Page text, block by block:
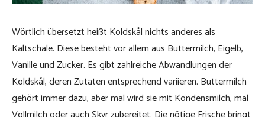
Wörtlich übersetzt heißt Koldskål nichts anderes als
Kaltschale. Diese besteht vor allem aus Buttermilch, Eigelb,
Vanille und Zucker. Es gibt zahlreiche Abwandlungen der
Koldskål, deren Zutaten entsprechend variieren. Buttermilch
gehört immer dazu, aber mal wird sie mit Kondensmilch, mal